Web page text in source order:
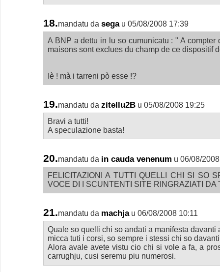
18.mandatu da sega u 05/08/2008 17:39
A BNP a dettu in lu so cumunicatu : " A compter
maisons sont exclues du champ de ce dispositif
Iè ! mà i tarreni pò esse !?
19.mandatu da zitellu2B u 05/08/2008 19:25
Bravi a tutti!
A speculazione basta!
20.mandatu da in cauda venenum u 06/08/
FELICITAZIONI A TUTTI QUELLI CHI SI SO
VOCE DI I SCUNTENTI SITE RINGRAZIATI DA
21.mandatu da machja u 06/08/2008 10:11
Quale so quelli chi so andati a manifesta
micca tuti i corsi, so sempre i stessi chi so
Alora avale avete vistu cio chi si vole a fa, a
carrughju, cusi seremu piu numerosi.